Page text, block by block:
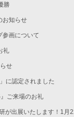
勝
お知らせ
参画について
礼
せ
に認定されました
ご来場のお礼
が出展いたします！1月